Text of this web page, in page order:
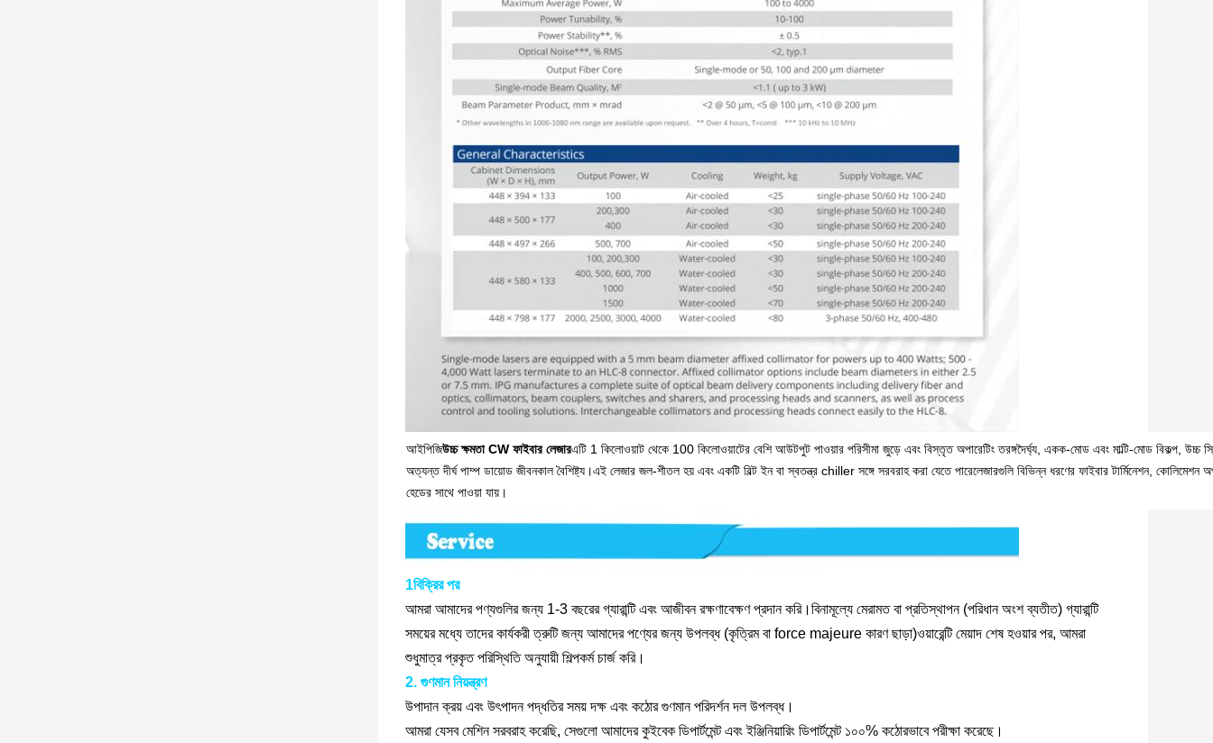
আইপিজিউচ্চ ক্ষমতা CW ফাইবার লেজারএটি 1 কিলোওয়াট থেকে 100 কিলোওয়াটের বেশি আউটপুট পাওয়ার পরিসীমা জুড়ে এবং বিস্তৃত অপারেটিং তরঙ্গদৈর্ঘ্য, একক-মোড এবং মাল্টি-মোড বিকল্প, উচ্চ
অত্যন্ত দীর্ঘ পাম্প ডায়োড জীবনকাল বৈশিষ্ট্য।এই লেজার জল-শীতল হয় এবং একটি বিল্ট ইন বা স্বতন্ত্র chiller সঙ্গে সরবরাহ করা যেতে পারেলেজারগুলি বিভিন্ন ধরণের ফাইবার টার্মিনেশন, কোলিমেশন
হেডের সাথে পাওয়া যায়।
1বিক্রির পর
আমরা আমাদের পণ্যগুলির জন্য 1-3 বছরের গ্যারান্টি এবং আজীবন রক্ষণাবেক্ষণ প্রদান করি।বিনামূল্যে মেরামত বা প্রতিস্থাপন (পরিধান অংশ ব্যতীত) গ্যারান্টি
সময়ের মধ্যে তাদের কার্যকরী ত্রুটি জন্য আমাদের পণ্যের জন্য উপলব্ধ (কৃত্রিম বা force majeure কারণ ছাড়া)ওয়ারেন্টি মেয়াদ শেষ হওয়ার পর, আমরা
শুধুমাত্র প্রকৃত পরিস্থিতি অনুযায়ী শিল্পকর্ম চার্জ করি।
2. গুণমান নিয়ন্ত্রণ
উপাদান ক্রয় এবং উৎপাদন পদ্ধতির সময় দক্ষ এবং কঠোর গুণমান পরিদর্শন দল উপলব্ধ।
আমরা যেসব মেশিন সরবরাহ করেছি, সেগুলো আমাদের কুইবেক ডিপার্টমেন্ট এবং ইঞ্জিনিয়ারিং ডিপার্টমেন্ট ১০০% কঠোরভাবে পরীক্ষা করেছে।